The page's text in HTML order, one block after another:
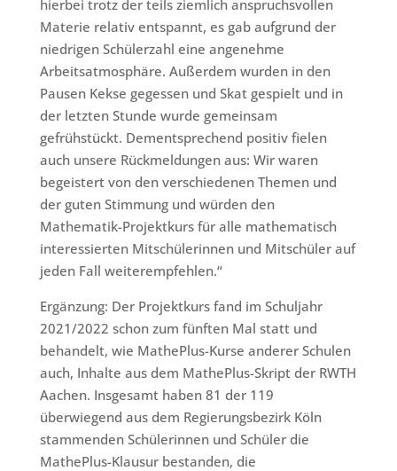
hierbei trotz der teils ziemlich anspruchsvollen
Materie relativ entspannt, es gab aufgrund der
niedrigen Schülerzahl eine angenehme
Arbeitsatmosphäre. Außerdem wurden in den
Pausen Kekse gegessen und Skat gespielt und in
der letzten Stunde wurde gemeinsam
gefrühstückt. Dementsprechend positiv fielen
auch unsere Rückmeldungen aus: Wir waren
begeistert von den verschiedenen Themen und
der guten Stimmung und würden den
Mathematik-Projektkurs für alle mathematisch
interessierten Mitschülerinnen und Mitschüler auf
jeden Fall weiterempfehlen.“
Ergänzung: Der Projektkurs fand im Schuljahr
2021/2022 schon zum fünften Mal statt und
behandelt, wie MathePlus-Kurse anderer Schulen
auch, Inhalte aus dem MathePlus-Skript der RWTH
Aachen. Insgesamt haben 81 der 119
überwiegend aus dem Regierungsbezirk Köln
stammenden Schülerinnen und Schüler die
MathePlus-Klausur bestanden, die